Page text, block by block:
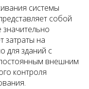
системы
собой
затраты на
для зданий с
внешним
контроля